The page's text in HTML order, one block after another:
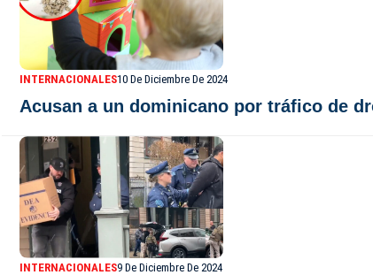
INTERNACIONALES10 De Diciembre De 2024
Acusan a un dominicano por tráfico de
INTERNACIONALES9 De Diciembre De 2024